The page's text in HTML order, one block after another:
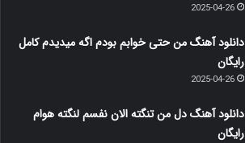
2025-04-26
دانلود آهنگ من حتی خوابم بودم اگه میدیدم کامل
رایگان
2025-04-26
دانلود آهنگ دل من تنگته الان نفسم لنگته هوام
رایگان